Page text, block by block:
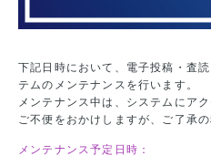
下記日時において、電子投稿・査
テムのメンテナンスを行います。
メンテナンス中は、システムにア
ご不便をおかけしますが、ご了承
メンテナンス予定日時：